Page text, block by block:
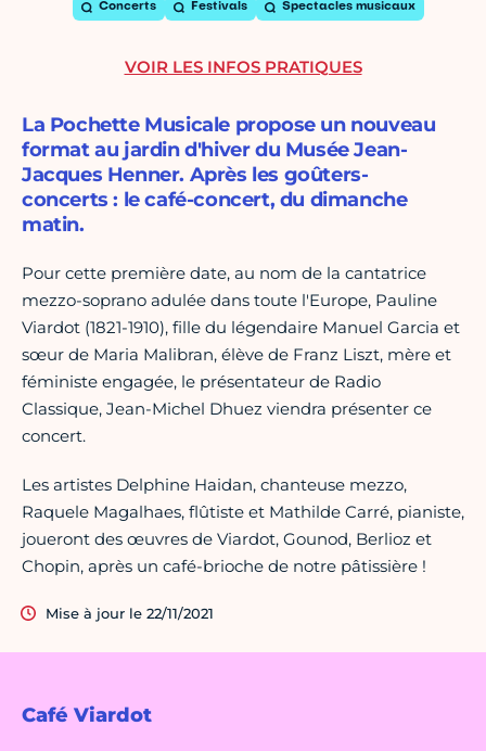
Concerts Festivals Spectacles musicaux
Café Viardot
La Pochette Musicale propose un nouveau
format au jardin d'hiver du Musée Jean-
Jacques Henner. Après les goûters-
concerts : le café-concert, du dimanche
matin.
Pour cette première date, au nom de la cantatrice
mezzo-soprano adulée dans toute l'Europe, Pauline
Viardot (1821-1910), fille du légendaire Manuel Garcia et
sœur de Maria Malibran, élève de Franz Liszt, mère et
féministe engagée, le présentateur de Radio
Classique, Jean-Michel Dhuez viendra présenter ce
concert.
Les artistes Delphine Haidan, chanteuse mezzo,
Raquele Magalhaes, flûtiste et Mathilde Carré, pianiste,
joueront des œuvres de Viardot, Gounod, Berlioz et
Chopin, après un café-brioche de notre pâtissière !
Mise à jour le 22/11/2021
VOIR LES INFOS PRATIQUES